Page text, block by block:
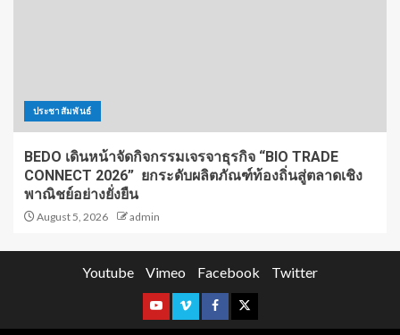
ประชาสัมพันธ์
BEDO เดินหน้าจัดกิจกรรมเจรจาธุรกิจ “BIO TRADE
CONNECT 2026” ยกระดับผลิตภัณฑ์ท้องถิ่นสู่ตลาดเชิง
พาณิชย์อย่างยั่งยืน
August 5, 2026 admin
Youtube Vimeo Facebook Twitter